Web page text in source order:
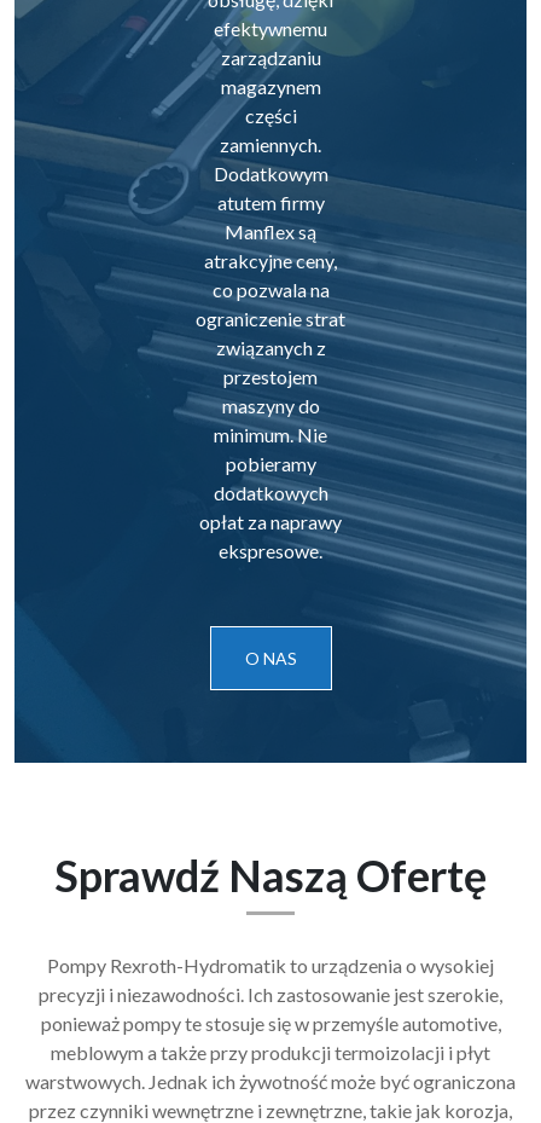
efektywnemu
zarządzaniu
magazynem
części
zamiennych.
Dodatkowym
atutem firmy
Manflex są
atrakcyjne ceny,
co pozwala na
ograniczenie strat
związanych z
przestojem
maszyny do
minimum. Nie
pobieramy
dodatkowych
opłat za naprawy
ekspresowe.
O NAS
Sprawdź Naszą Ofertę
Pompy Rexroth-Hydromatik to urządzenia o wysokiej
precyzji i niezawodności. Ich zastosowanie jest szerokie,
ponieważ pompy te stosuje się w przemyśle automotive,
meblowym a także przy produkcji termoizolacji i płyt
warstwowych. Jednak ich żywotność może być ograniczona
przez czynniki wewnętrzne i zewnętrzne, takie jak korozja,